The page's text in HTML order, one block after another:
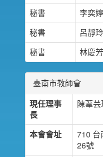
秘書
李奕婷
秘書
呂靜玲
秘書
林慶芳
臺南市教師會
現任理事
長
陳葦
本會會址
710 台
26號